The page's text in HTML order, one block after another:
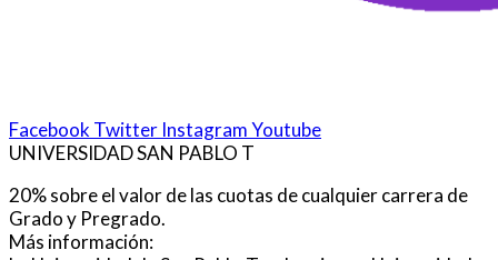
Facebook Twitter InstagramYoutube
UNIVERSIDAD SAN PABLO T
20% sobre el valor de las cuotas de cualquier carrera de
Grado y Pregrado.
Más información: